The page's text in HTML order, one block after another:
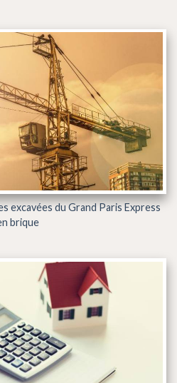
excavées du Grand Paris Express
brique